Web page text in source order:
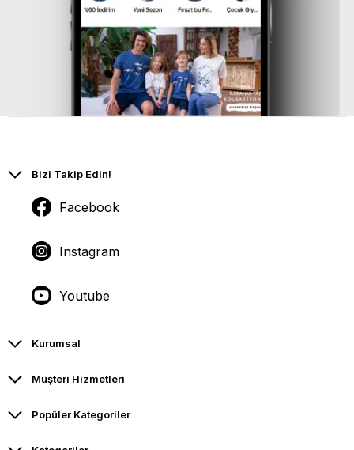
Bizi Takip Edin!
Facebook
Instagram
Youtube
Kurumsal
Müşteri Hizmetleri
Popüler Kategoriler